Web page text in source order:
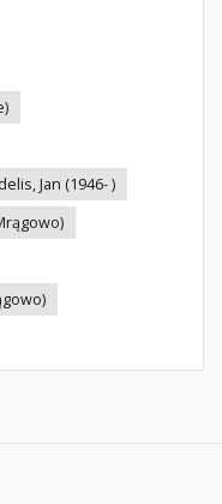
Jan (1946- )